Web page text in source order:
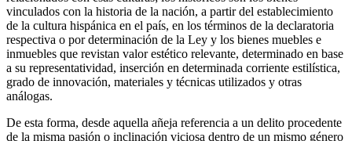
vinculados con la historia de la nación, a partir del establecimiento
de la cultura hispánica en el país, en los términos de la declaratoria
respectiva o por determinación de la Ley y los bienes muebles e
inmuebles que revistan valor estético relevante, determinado en base
a su representatividad, inserción en determinada corriente estilística,
grado de innovación, materiales y técnicas utilizados y otras
análogas.
De esta forma, desde aquella añeja referencia a un delito procedente
de la misma pasión o inclinación viciosa dentro de un mismo género